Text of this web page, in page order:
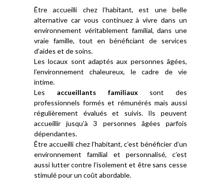
Être accueilli chez l’habitant, est une belle
alternative car vous continuez à vivre dans un
environnement véritablement familial, dans une
vraie famille, tout en bénéficiant de services
d’aides et de soins.
Les locaux sont adaptés aux personnes âgées,
l’environnement chaleureux, le cadre de vie
intime.
Les accueillants familiaux sont des
professionnels formés et rémunérés mais aussi
régulièrement évalués et suivis. Ils peuvent
accueillir jusqu’à 3 personnes âgées parfois
dépendantes.
Être accueilli chez l’habitant, c’est bénéficier d’un
environnement familial et personnalisé, c’est
aussi lutter contre l’isolement et être sans cesse
stimulé pour un coût abordable.